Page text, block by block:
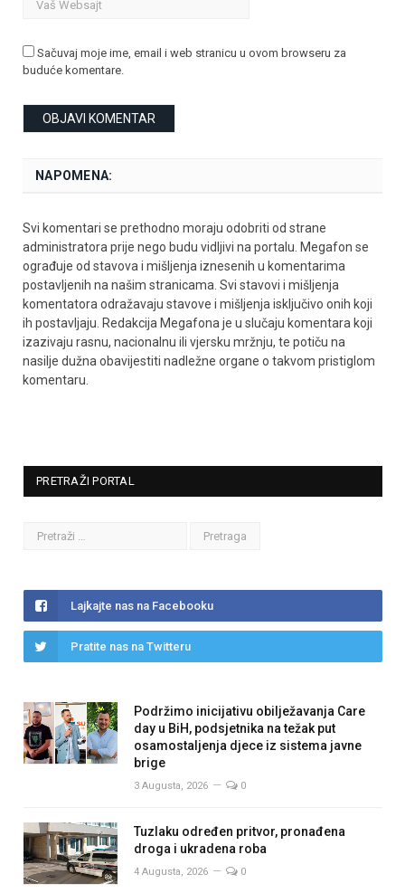
Sačuvaj moje ime, email i web stranicu u ovom browseru za
buduće komentare.
NAPOMENA:
Svi komentari se prethodno moraju odobriti od strane
administratora prije nego budu vidljivi na portalu. Megafon se
ograđuje od stavova i mišljenja iznesenih u komentarima
postavljenih na našim stranicama. Svi stavovi i mišljenja
komentatora odražavaju stavove i mišljenja isključivo onih koji
ih postavljaju. Redakcija Megafona je u slučaju komentara koji
izazivaju rasnu, nacionalnu ili vjersku mržnju, te potiču na
nasilje dužna obavijestiti nadležne organe o takvom pristiglom
komentaru.
PRETRAŽI PORTAL
Lajkajte nas na Facebooku
Pratite nas na Twitteru
Podržimo inicijativu obilježavanja Care
day u BiH, podsjetnika na težak put
osamostaljenja djece iz sistema javne
brige
3 Augusta, 2026 0
Tuzlaku određen pritvor, pronađena
droga i ukradena roba
4 Augusta, 2026 0